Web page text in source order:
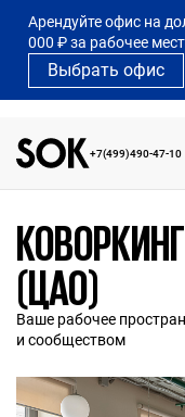
Арендуйте офис на
000 ₽ за рабочее
Выбрать офис
+7(499)490-47-10
(ЦАО)
Ваше рабочее
и сообществом